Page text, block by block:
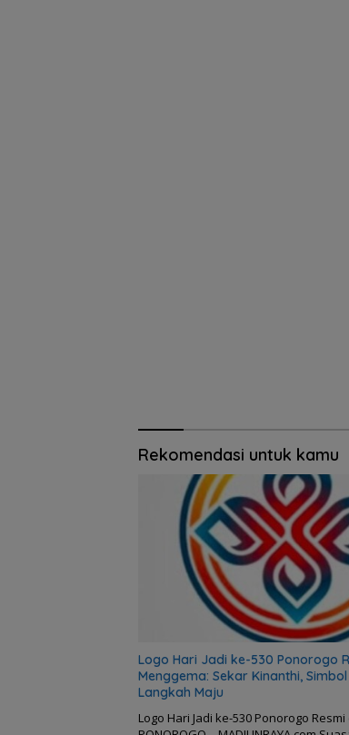
Rekomendasi untuk kamu
Logo Hari Jadi ke-530 Ponorogo
Menggema: Sekar Kinanthi,
Langkah Maju
Logo Hari Jadi ke-530 Ponorogo